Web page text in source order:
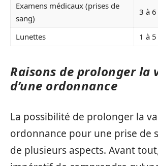
Examens médicaux (prises de
sang)
3 à
Lunettes 1 à 5
Raisons de prolonger la
d’une ordonnance
La possibilité de prolonger la
ordonnance pour une prise de
de plusieurs aspects. Avant